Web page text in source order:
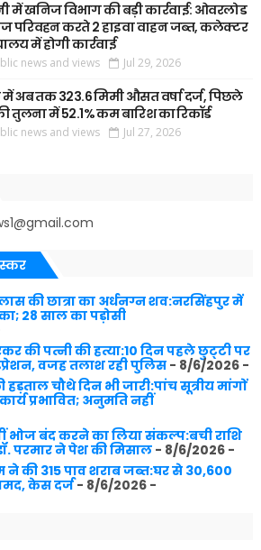
में खनिज विभाग की बड़ी कार्रवाई: ओवरलोड
परिवहन करते 2 हाइवा वाहन जब्त, कलेक्टर
में होगी कार्रवाई
news and views Jul 29, 2026
अब तक 323.6 मिमी औसत वर्षा दर्ज, पिछले
तुलना में 52.1% कम बारिश का रिकॉर्ड
news and views Jul 27, 2026
की छात्रा का अर्धनग्न शव:नरसिंहपुर में
28 साल का पड़ोसी
की पत्नी की हत्या:10 दिन पहले छुट्‌टी पर
वजह तलाश रही पुलिस- 8/6/2026-
चौथे दिन भी जारी:पांच सूत्रीय मांगों
प्रभावित; अनुमति नहीं
भोज बंद करने का लिया संकल्प:बची राशि
परमार ने पेश की मिसाल- 8/6/2026-
की 315 पाव शराब जब्त:घर से 30,600
केस दर्ज- 8/6/2026-